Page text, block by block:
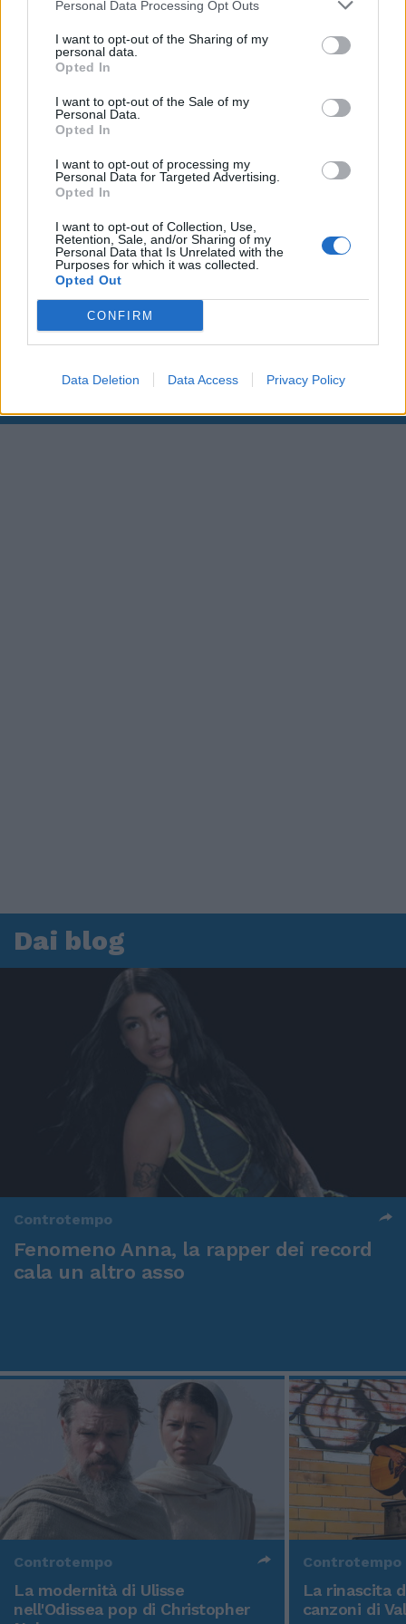
Personal Data Processing Opt Outs
I want to opt-out of the Sharing of my
personal data.
Opted In
I want to opt-out of the Sale of my
Personal Data.
Opted In
I want to opt-out of processing my
Personal Data for Targeted Advertising.
Opted In
I want to opt-out of Collection, Use,
Retention, Sale, and/or Sharing of my
Personal Data that Is Unrelated with the
Purposes for which it was collected.
Opted Out
CONFIRM
Data Deletion Data Access Privacy Policy
00:00 01:16
Leonardo Maria Del Vecchio dall'ex compagna
in ospedale. Le dichiarazioni ai giornalisti
Dai blog
Controtempo
Fenomeno Anna, la rapper dei record
cala un altro asso
Controtempo
La modernità di Ulisse
nell'Odissea pop di Christopher
Controtempo
La rinascita
canzoni di